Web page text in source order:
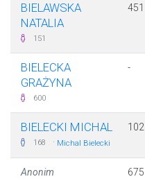
BIELAWSKA
NATALIA
151
451
BIELECKA
GRAŻYNA
600
-
BIELECKI MICHAL
168 · Michal Bielecki
102
Anonim 675